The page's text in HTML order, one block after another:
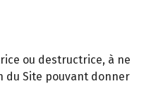
ou destructrice, à ne
du Site pouvant donner